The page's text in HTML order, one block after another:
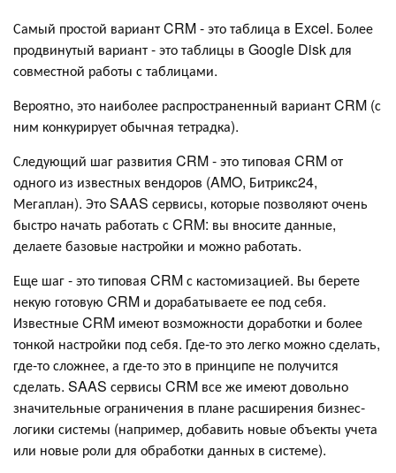
Самый простой вариант CRM - это таблица в Excel. Более
продвинутый вариант - это таблицы в Google Disk для
совместной работы с таблицами.
Вероятно, это наиболее распространенный вариант CRM (с
ним конкурирует обычная тетрадка).
Следующий шаг развития CRM - это типовая CRM от
одного из известных вендоров (AMO, Битрикс24,
Мегаплан). Это SAAS сервисы, которые позволяют очень
быстро начать работать с CRM: вы вносите данные,
делаете базовые настройки и можно работать.
Еще шаг - это типовая CRM с кастомизацией. Вы берете
некую готовую CRM и дорабатываете ее под себя.
Известные CRM имеют возможности доработки и более
тонкой настройки под себя. Где-то это легко можно сделать,
где-то сложнее, а где-то это в принципе не получится
сделать. SAAS сервисы CRM все же имеют довольно
значительные ограничения в плане расширения бизнес-
логики системы (например, добавить новые объекты учета
или новые роли для обработки данных в системе).